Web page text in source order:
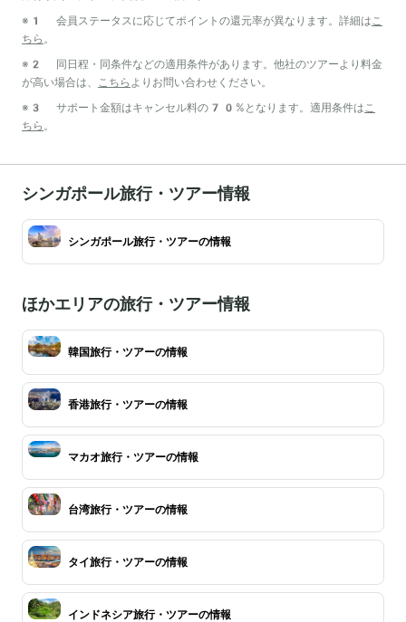
※1 会員ステータスに応じてポイントの還元率が異なります。詳細は こ
ちら 。
※2 同日程・同条件などの適用条件があります。他社のツアーより料金
が高い場合は、
こちら よりお問い合わせください。
※3 サポート金額はキャンセル料の70%となります。適用条件は こ
ちら 。
シンガポール旅行・ツアー情報
シンガポール旅行・ツアーの情報
ほかエリアの旅行・ツアー情報
韓国旅行・ツアーの情報
香港旅行・ツアーの情報
マカオ旅行・ツアーの情報
台湾旅行・ツアーの情報
タイ旅行・ツアーの情報
インドネシア旅行・ツアーの情報